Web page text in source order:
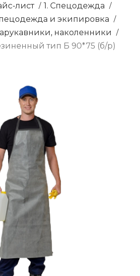
лист / 1. Спецодежда /
и экипировка /
наколенники /
тип Б 90*75 (б/р)